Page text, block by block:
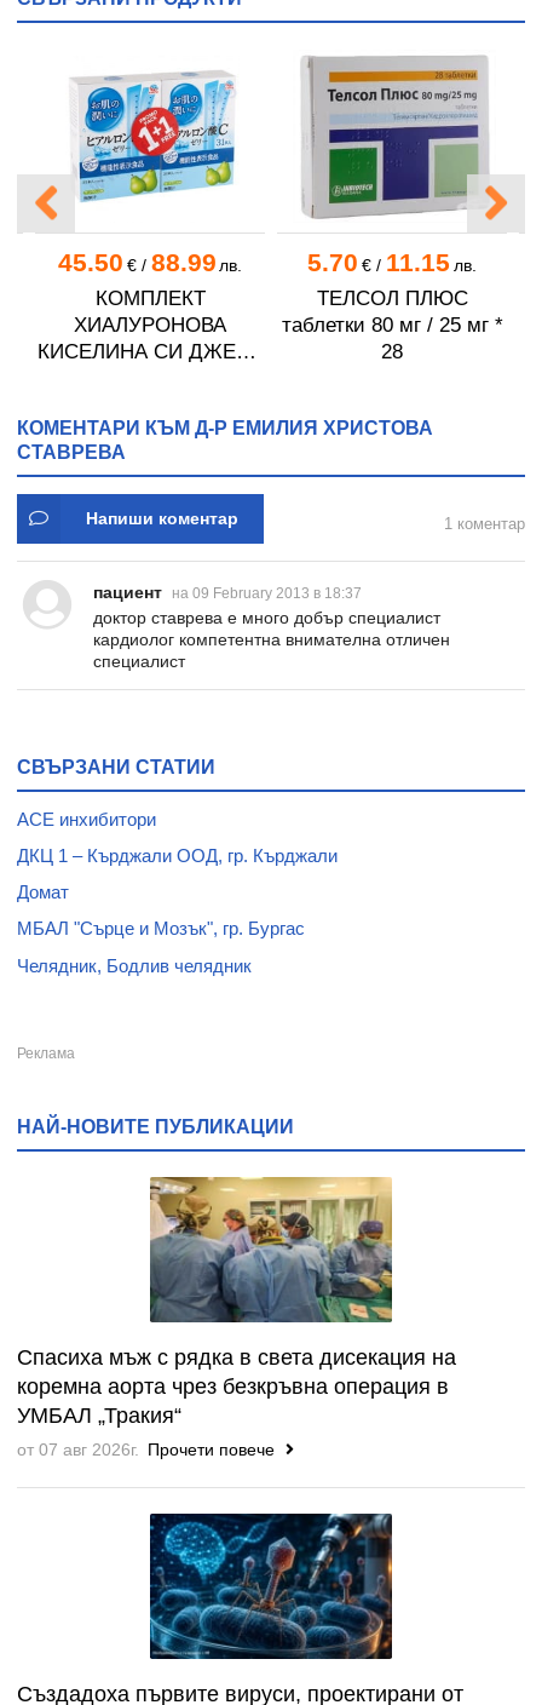
45.50 €/ 88.99 лв.
КОМПЛЕКТ
ХИАЛУРОНОВА
КИСЕЛИНА СИ ДЖЕЛИ
5.70 € / 11.15 лв.
ТЕЛСОЛ ПЛЮС
таблетки 80 мг / 25 мг *
28
КОМЕНТАРИ КЪМ Д-Р ЕМИЛИЯ ХРИСТОВА
СТАВРЕВА
Напиши коментар 1 коментар
пациент на 09 February 2013 в 18:37
доктор ставрева е много добър специалист
кардиолог компетентна внимателна отличен
специалист
СВЪРЗАНИ СТАТИИ
ACE инхибитори
ДКЦ 1 – Кърджали ООД, гр. Кърджали
Домат
МБАЛ "Сърце и Мозък", гр. Бургас
Челядник, Бодлив челядник
НАЙ-НОВИТЕ ПУБЛИКАЦИИ
Спасиха мъж с рядка в света дисекация на
коремна аорта чрез безкръвна операция в
УМБАЛ „Тракия“
от 07 авг 2026г. Прочети повече
Създадоха първите вируси, проектирани от